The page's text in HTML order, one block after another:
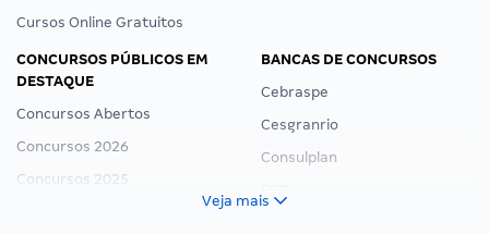
Cursos Online Gratuitos
CONCURSOS PÚBLICOS EM
DESTAQUE
Concursos Abertos
Concursos 2026
Concursos 2025
BANCAS DE CONCURSOS
Cebraspe
Cesgranrio
Consulplan
Veja mais